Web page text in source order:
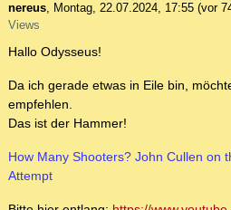
nereus, Montag, 22.07.2024, 17:55 (vor
Views
Hallo Odysseus!
Da ich gerade etwas in Eile bin,
empfehlen.
Das ist der Hammer!
How Many Shooters? John Cullen on
Attempt